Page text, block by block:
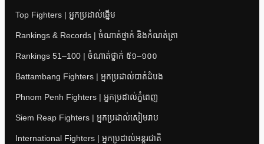
Top Fighters | អ្នកប្រដាល់ឆ្នើម
Rankings & Records | ចំណាត់ថ្នាក់ និងកំណត់ត្រា
Rankings 51–100 | ចំណាត់ថ្នាក់ ៥១–១០០
Battambang Fighters | អ្នកប្រដាល់បាត់ដំបង
Phnom Penh Fighters | អ្នកប្រដាល់ភ្នំពេញ
Siem Reap Fighters | អ្នកប្រដាល់សៀមរាប
International Fighters | អ្នកប្រដាល់អន្តរជាតិ